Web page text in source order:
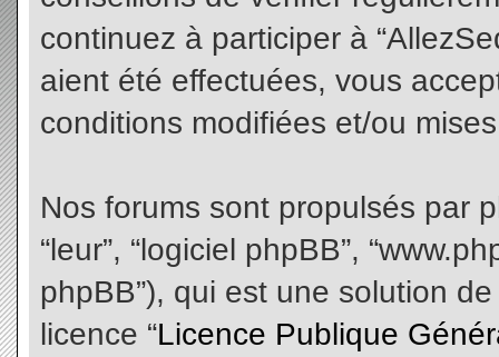
continuez à participer à
aient été effectuées, vous
conditions modifiées et/ou
Nos forums sont propulsés par
“leur”, “logiciel phpBB”,
phpBB”), qui est une solution
licence “Licence Publique